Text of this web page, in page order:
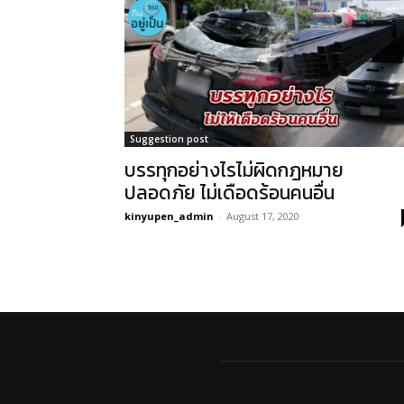
Suggestion post
บรรทุกอย่างไรไม่ผิดกฎหมาย
ปลอดภัย ไม่เดือดร้อนคนอื่น
kinyupen_admin - August 17, 2020